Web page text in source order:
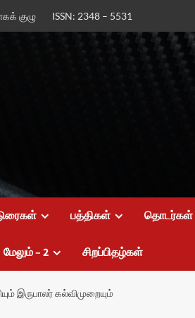
குழு ISSN: 2348 – 5531
பத்திகள் தொடர்கள்
மேலும் – 2 சிறப்பிதழ்கள்
இருபாலர் கல்விமுறையும்